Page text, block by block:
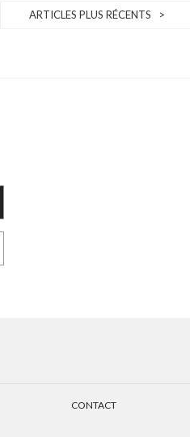
ARTICLES PLUS RÉCENTS >
CONTACT